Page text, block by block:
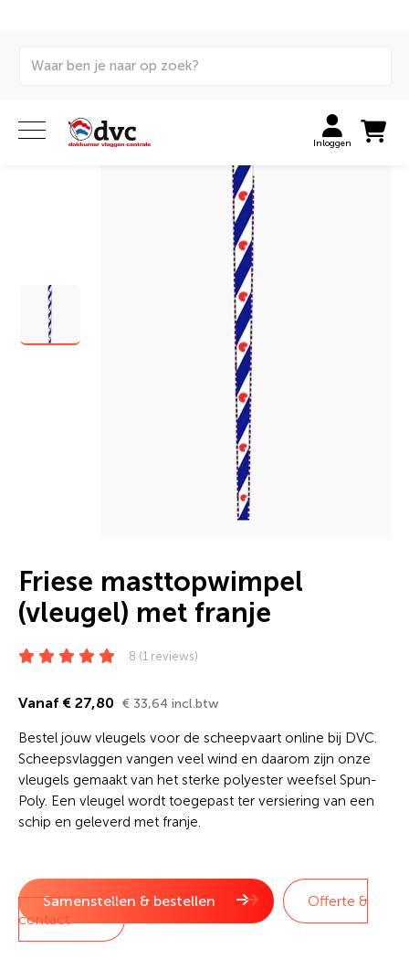
Inloggen
Friese masttopwimpel
(vleugel) met franje
8 (1 reviews)
Vanaf € 27,80 € 33,64 incl.btw
Bestel jouw vleugels voor de scheepvaart online bij DVC.
Scheepsvlaggen vangen veel wind en daarom zijn onze
vleugels gemaakt van het sterke polyester weefsel Spun-
Poly. Een vleugel wordt toegepast ter versiering van een
schip en geleverd met franje.
Samenstellen & bestellen
Offerte &
contact